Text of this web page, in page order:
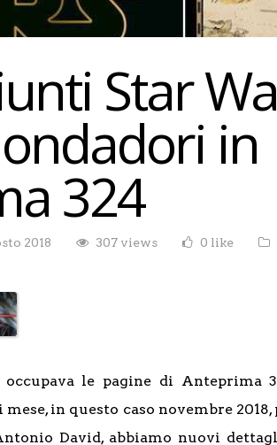
Star
in
324
2018 307 views 0 like
le pagine di Anteprima
in questo caso novembre
David, abbiamo nuovi